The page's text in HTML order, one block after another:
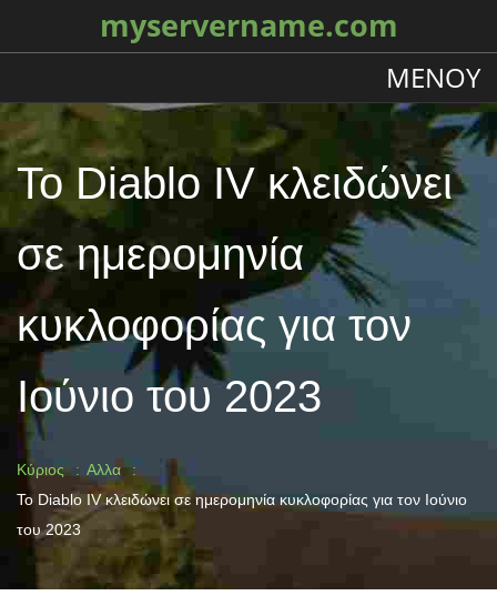
myservername.com
ΜΕΝΟΎ
Το Diablo IV κλειδώνει
σε ημερομηνία
κυκλοφορίας για τον
Ιούνιο του 2023
Κύριος
Αλλα
Το Diablo IV κλειδώνει σε ημερομηνία κυκλοφορίας για τον Ιούνιο
του 2023